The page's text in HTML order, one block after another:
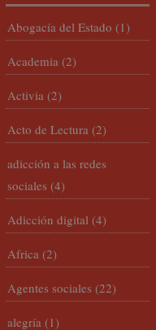
Abogacía del Estado (1)
Academia (2)
Activia (2)
Acto de Lectura (2)
adicción a las redes
sociales (4)
Adicción digital (4)
Africa (2)
Agentes sociales (22)
alegría (1)